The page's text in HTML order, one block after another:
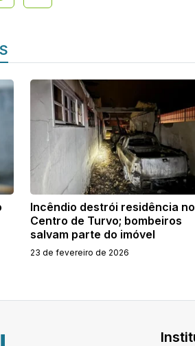
Incêndio destrói residência no
Centro de Turvo; bombeiros
salvam parte do imóvel
23 de fevereiro de 2026